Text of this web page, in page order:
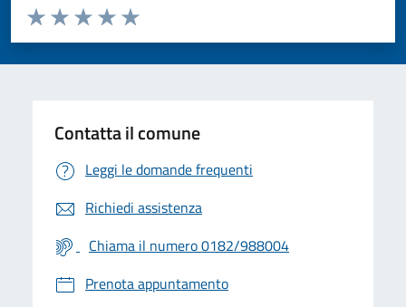
Valuta da 1 a 5 stelle la pagina
Valuta 5 stelle su 5
Valuta 4 stelle su 5
Valuta 3 stelle su 5
Valuta 2 stelle su 5
Valuta 1 stelle su 5
Contatta il comune
Leggi le domande frequenti
Richiedi assistenza
Chiama il numero 0182/988004
Prenota appuntamento